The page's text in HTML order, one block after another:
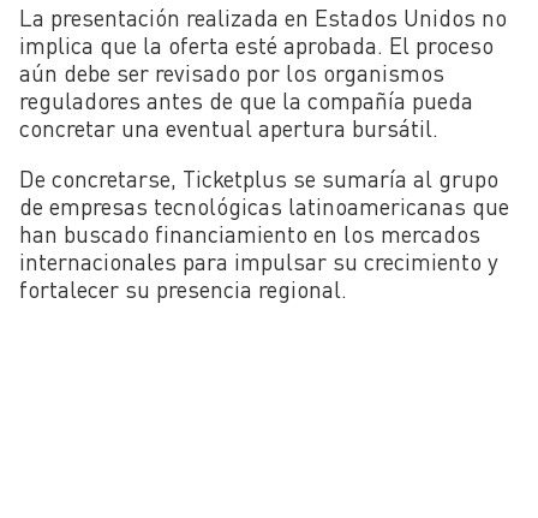
La presentación realizada en Estados Unidos no
implica que la oferta esté aprobada. El proceso
aún debe ser revisado por los organismos
reguladores antes de que la compañía pueda
concretar una eventual apertura bursátil.
De concretarse, Ticketplus se sumaría al grupo
de empresas tecnológicas latinoamericanas que
han buscado financiamiento en los mercados
internacionales para impulsar su crecimiento y
fortalecer su presencia regional.